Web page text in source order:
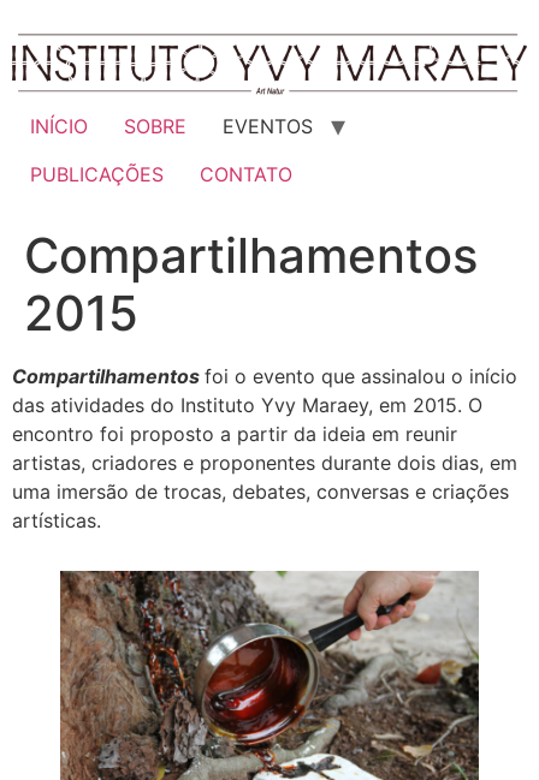
para
conteúdo
INÍCIO
SOBRE
EVENTOS
PUBLICAÇÕES
CONTATO
Compartilhamentos
2015
Compartilhamentos foi o evento que assinalou o início
das atividades do Instituto Yvy Maraey, em 2015. O
encontro foi proposto a partir da ideia em reunir
artistas, criadores e proponentes durante dois dias, em
uma imersão de trocas, debates, conversas e criações
artísticas.